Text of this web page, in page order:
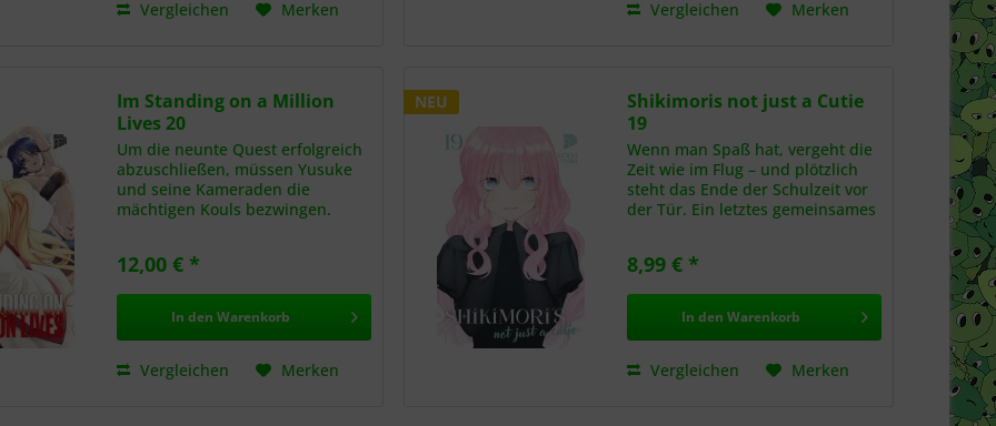
Vergleichen Merken Vergleichen Merken
Im Standing on a Million
Lives 20
Um die neunte Quest erfolgreich
abzuschließen, müssen Yusuke
und seine Kameraden die
mächtigen Kouls bezwingen.
Kouls erreichen, entbrennt ein
gnadenloser Kampf – und...
12,00 € *
In den Warenkorb
Vergleichen Merken
NEU
Shikimoris not just a Cutie
19
Wenn man Spaß hat, vergeht die
Zeit wie im Flug – und plötzlich
steht das Ende der Schulzeit vor
der Tür. Ein letztes gemeinsames
ein letztes Mal die Zähne
zusammenbeißen, um für die...
8,99 € *
In den Warenkorb
Vergleichen Merken